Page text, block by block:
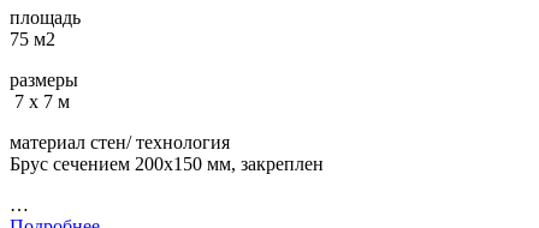
площадь
75 м2
размеры
7 х 7 м
материал стен/ технология
Брус сечением 200х150 мм, закреплен
…